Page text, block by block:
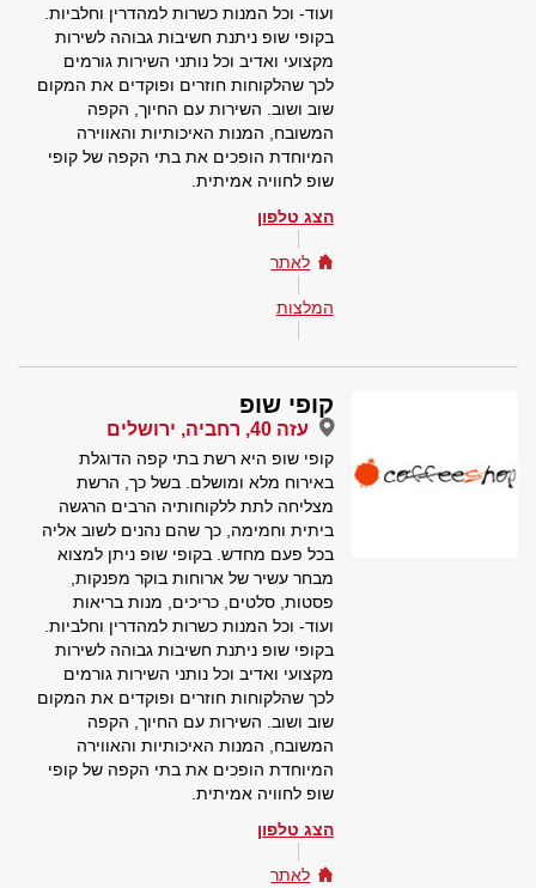
ועוד- וכל המנות כשרות למהדרין וחלביות.
בקופי שופ ניתנת חשיבות גבוהה לשירות
מקצועי ואדיב וכל נותני השירות גורמים
לכך שהלקוחות חוזרים ופוקדים את המקום
שוב ושוב. השירות עם החיוך, הקפה
המשובח, המנות האיכותיות והאווירה
המיוחדת הופכים את בתי הקפה של קופי
שופ לחוויה אמיתית.
הצג טלפון
לאתר
המלצות
קופי שופ
עזה 40, רחביה, ירושלים
קופי שופ היא רשת בתי קפה הדוגלת
באירוח מלא ומושלם. בשל כך, הרשת
מצליחה לתת ללקוחותיה הרבים הרגשה
ביתית וחמימה, כך שהם נהנים לשוב אליה
בכל פעם מחדש. בקופי שופ ניתן למצוא
מבחר עשיר של ארוחות בוקר מפנקות,
פסטות, סלטים, כריכים, מנות בריאות
ועוד- וכל המנות כשרות למהדרין וחלביות.
בקופי שופ ניתנת חשיבות גבוהה לשירות
מקצועי ואדיב וכל נותני השירות גורמים
לכך שהלקוחות חוזרים ופוקדים את המקום
שוב ושוב. השירות עם החיוך, הקפה
המשובח, המנות האיכותיות והאווירה
המיוחדת הופכים את בתי הקפה של קופי
שופ לחוויה אמיתית.
הצג טלפון
לאתר